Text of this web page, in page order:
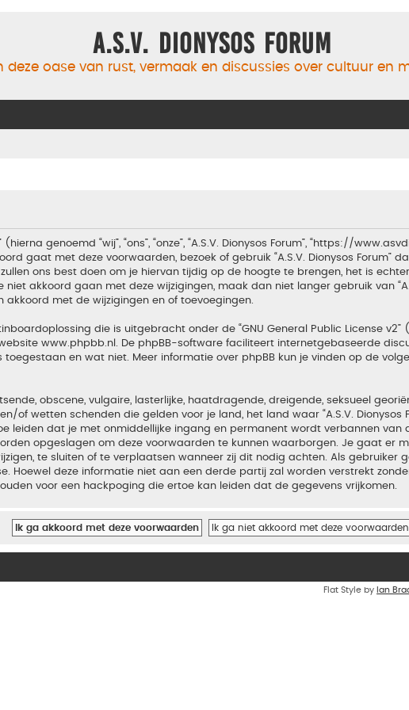
A.S.V. Dionysos Forum
deze oase van rust, vermaak en discussies over cultuur en
(hierna genoemd “wij”, “ons”, “onze”, “A.S.V. Dionysos Forum”, “https://
gaat met deze voorwaarden, bezoek of gebruik “A.S.V. Dionysos Forum”
ons best doen om je hiervan tijdig op de hoogte te brengen, het is
akkoord gaan met deze wijzigingen, maak dan niet langer gebruik van
akkoord met de wijzigingen en of toevoegingen.
die is uitgebracht onder de “GNU General Public License v2”
www.phpbb.nl . De phpBB-software faciliteert internetgebaseerde
en wat niet. Meer informatie over phpBB kun je vinden op de
obscene, vulgaire, lasterlijke, haatdragende, dreigende, seksueel
of wetten schenden die gelden voor je land, het land waar “A.S.V. Dionysos
leiden dat je met onmiddellijke ingang en permanent wordt verbannen van
opgeslagen om deze voorwaarden te kunnen waarborgen. Je gaat er
te sluiten of te verplaatsen wanneer zij dit nodig achten. Als
Hoewel deze informatie niet aan een derde partij zal worden verstrekt zonder
voor een hackpoging die ertoe kan leiden dat de gegevens vrijkomen.
Flat Style by Ian